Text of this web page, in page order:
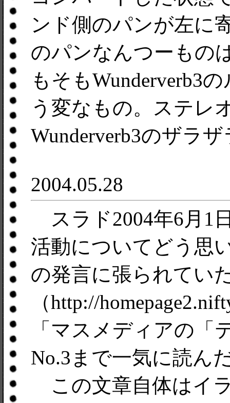
ンド側のパンが左に
のパンなんつーもの
もそもWunderverb3
う変なもの。ステレ
Wunderverb3のザラ
2004.05.28
スラド2004年6月1
活動についてどう思
の発言に張られてい
（http://
「マスメディアの「
No.3まで一気に読ん
この文章自体はイ